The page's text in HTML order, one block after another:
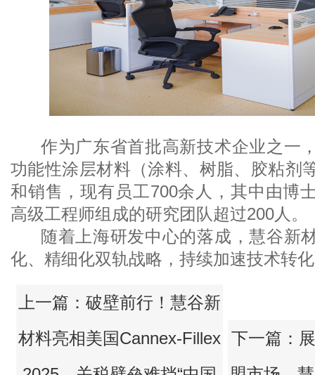
高级工程师组成的研究团队超过200人。
化、精细化双轨战略，持续加速技术转